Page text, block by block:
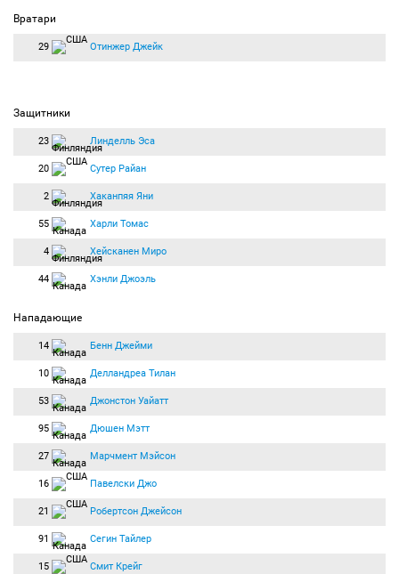
Вратари
29 Отинжер Джейк
Защитники
23 Линделль Эса
20 Сутер Райан
2 Хаканпяя Яни
55 Харли Томас
4 Хейсканен Миро
44 Хэнли Джоэль
Нападающие
14 Бенн Джейми
10 Делландреа Тилан
53 Джонстон Уайатт
95 Дюшен Мэтт
27 Марчмент Мэйсон
16 Павелски Джо
21 Робертсон Джейсон
91 Сегин Тайлер
15 Смит Крейг